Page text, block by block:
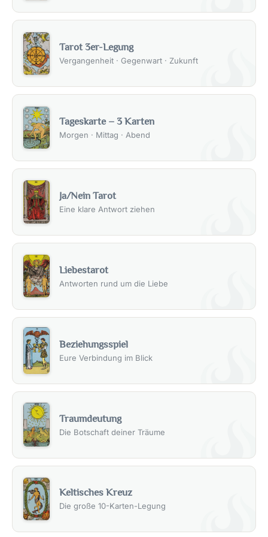
und Beziehung
Karte voller Versprechen und Neuanfang. Sie
symbolisiert einen Zustand der Unschuld und Offenheit,
der oft am Beginn einer neuen Beziehung oder einer
neuen Phase innerhalb einer Beziehung auftritt.
Wenn Sie Single sind, könnte „Der Narr“ darauf
hinweisen, dass eine neue Liebe am Horizont liegt. Sie
könnten bald jemanden treffen, der Ihr Herz erobert und
Ihnen eine ganz neue Seite der Liebe zeigt. Die Karte
ermutigt Sie, offen für diese neue Erfahrung zu sein und
die Beziehung mit Leichtigkeit und Freude zu erkunden.
Es ist eine Zeit, in der Sie sich von Vorurteilen oder alten
Mustern befreien und die Beziehung mit einem frischen
und optimistischen Blick sehen sollten.
In einer bestehenden Beziehung kann „Der Narr“ auf eine
neue Phase der Beziehung hinweisen. Vielleicht sind Sie
bereit, den nächsten Schritt zu gehen, sei es eine
Verlobung, eine Heirat oder das Beginnen einer Familie.
Es könnte auch bedeuten, dass Sie und Ihr Partner eine
neue Ebene der Intimität und Verbindung erreichen, die
Ihre Beziehung auf eine tiefere und bedeutungsvollere
Ebene bringt.
Aber „Der Narr“ erinnert Sie auch daran, dass Liebe ein
Risiko erfordert. Sie müssen bereit sein, Ihr Herz zu
öffnen und verletzlich zu sein, um die wahre Tiefe der
Liebe zu erfahren. Es ist eine Karte, die Sie ermutigt, den
Sprung zu wagen und die Liebe mit ganzem Herzen zu
umarmen.
„Der Narr“ im Beruf und bei der Arbeit
Im Kontext der Arbeit kann „Der Narr“ darauf hinweisen,
dass Sie bereit sind, eine neue berufliche
Herausforderung anzunehmen oder eine neue
Karriererichtung einzuschlagen. Sie sind offen für neue
Möglichkeiten und bereit, Risiken einzugehen, um Ihre
Tarot 3er-Legung
Vergangenheit · Gegenwart · Zukunft
Tageskarte – 3 Karten
Morgen · Mittag · Abend
Ja/Nein Tarot
Eine klare Antwort ziehen
Liebestarot
Antworten rund um die Liebe
Beziehungsspiel
Eure Verbindung im Blick
Traumdeutung
Die Botschaft deiner Träume
Keltisches Kreuz
Die große 10-Karten-Legung